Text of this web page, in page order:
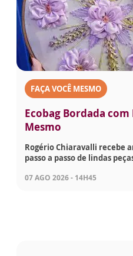
FAÇA VOCÊ MESMO
Ecobag Bordada com
Mesmo
Rogério Chiaravalli recebe
passo a passo de lindas
07 AGO 2026 - 14H45